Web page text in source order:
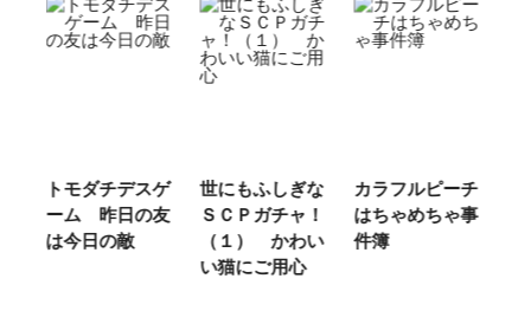
トモダチデスゲ
ーム 昨日の友
は今日の敵
世にもふしぎな
ＳＣＰガチャ！
（１） かわい
い猫にご用心
カラフルピーチ
はちゃめちゃ事
件簿